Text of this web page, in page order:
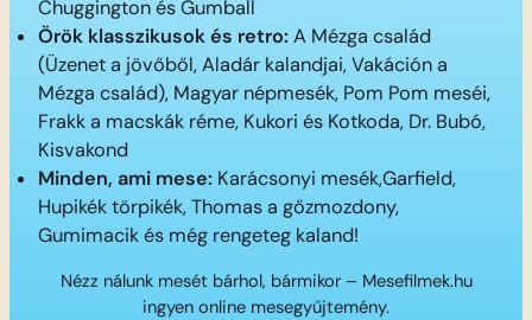
Chuggington és Gumball
Örök klasszikusok és retro: A Mézga család
(Üzenet a jövőből, Aladár kalandjai, Vakáción a
Mézga család), Magyar népmesék, Pom Pom meséi,
Frakk a macskák réme, Kukori és Kotkoda, Dr. Bubó,
Kisvakond
Minden, ami mese: Karácsonyi mesék,Garfield,
Hupikék törpikék, Thomas a gőzmozdony,
Gumimacik és még rengeteg kaland!
Nézz nálunk mesét bárhol, bármikor – Mesefilmek.hu
ingyen online mesegyűjtemény.